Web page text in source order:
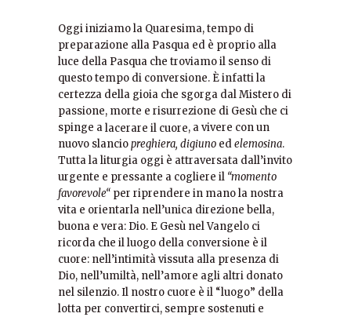
Oggi iniziamo la Quaresima, tempo di
preparazione alla Pasqua ed è proprio alla
luce della Pasqua che troviamo il senso di
questo tempo di conversione. È infatti la
certezza della gioia che sgorga dal Mistero di
passione, morte e risurrezione di Gesù che ci
spinge alacerare il cuore, a vivere con un
nuovo slanciopreghiera, digiuno edelemosina.
Tutta la liturgia oggi è attraversata dall’invito
urgente e pressante a cogliere il “momento
favorevole“ per riprendere in mano la nostra
vita e orientarla nell’unica direzione bella,
buona e vera: Dio. E Gesù nel Vangelo ci
ricorda che il luogo della conversione è il
cuore: nell’intimità vissuta alla presenza di
Dio, nell’umiltà, nell’amore agli altri donato
nel silenzio. Il nostro cuore è il “luogo” della
lotta per convertirci, sempre sostenuti e